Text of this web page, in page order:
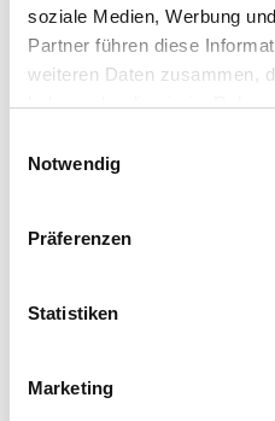
soziale Medien, Werbung
Partner führen diese
weiteren Daten zusammen,
haben oder die sie im
Notwendig
Präferenzen
Statistiken
Marketing
Umrechnungsfaktoren
PRODUKTEIGENSCHAFTEN